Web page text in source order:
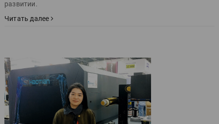
развитии.
Читать далее